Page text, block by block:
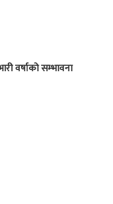
वर्षाको सम्भावना